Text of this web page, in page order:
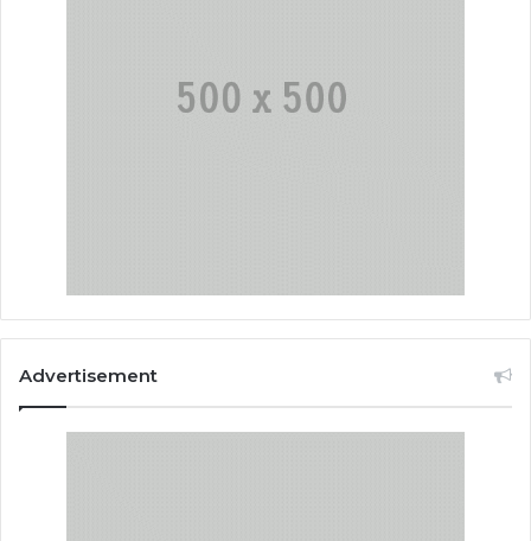
Advertisement